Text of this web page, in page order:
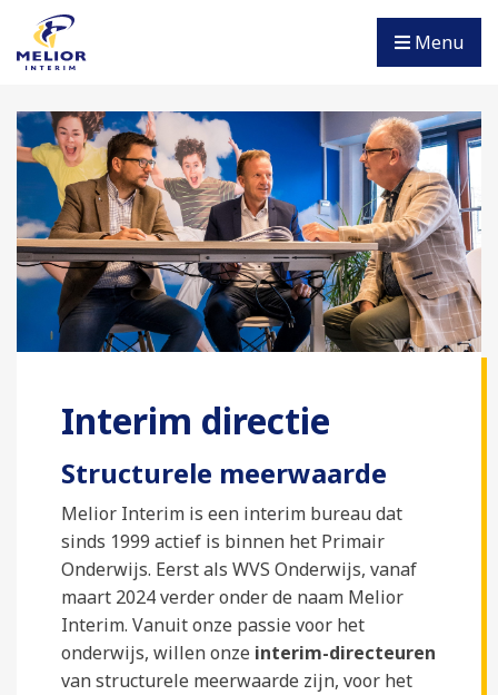
Menu
Interim directie
Structurele meerwaarde
Melior Interim is een interim bureau dat
sinds 1999 actief is binnen het Primair
Onderwijs. Eerst als WVS Onderwijs, vanaf
maart 2024 verder onder de naam Melior
Interim. Vanuit onze passie voor het
onderwijs, willen onze interim-directeuren
van structurele meerwaarde zijn, voor het